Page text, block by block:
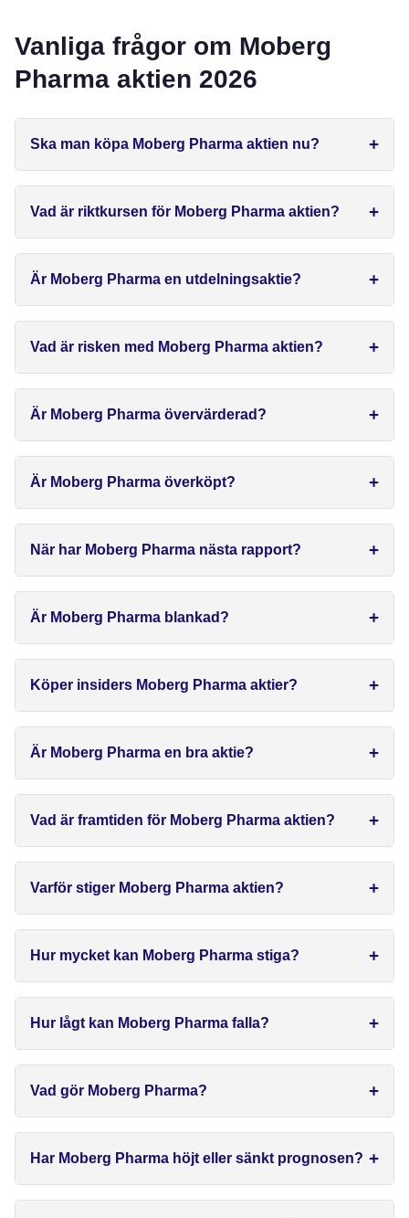
Vanliga frågor om Moberg
Pharma aktien 2026
Ska man köpa Moberg Pharma aktien nu?
Vad är riktkursen för Moberg Pharma aktien?
Är Moberg Pharma en utdelningsaktie?
Vad är risken med Moberg Pharma aktien?
Är Moberg Pharma övervärderad?
Är Moberg Pharma överköpt?
När har Moberg Pharma nästa rapport?
Är Moberg Pharma blankad?
Köper insiders Moberg Pharma aktier?
Är Moberg Pharma en bra aktie?
Vad är framtiden för Moberg Pharma aktien?
Varför stiger Moberg Pharma aktien?
Hur mycket kan Moberg Pharma stiga?
Hur lågt kan Moberg Pharma falla?
Vad gör Moberg Pharma?
Har Moberg Pharma höjt eller sänkt prognosen?